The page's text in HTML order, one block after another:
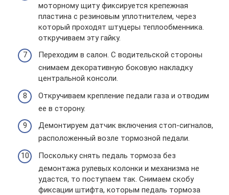
моторному щиту фиксируется крепежная
пластина с резиновым уплотнителем, через
который проходят штуцеры теплообменника.
откручиваем эту гайку.
Переходим в салон. С водительской стороны
снимаем декоративную боковую накладку
центральной консоли.
Откручиваем крепление педали газа и отводим
ее в сторону.
Демонтируем датчик включения стоп-сигналов,
расположенный возле тормозной педали.
Поскольку снять педаль тормоза без
демонтажа рулевых колонки и механизма не
удастся, то поступаем так. Снимаем скобу
фиксации штифта, которым педаль тормоза